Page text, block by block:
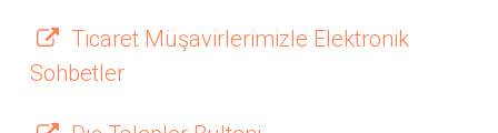
Ticaret Müşavirlerimizle Elektronik
Sohbetler